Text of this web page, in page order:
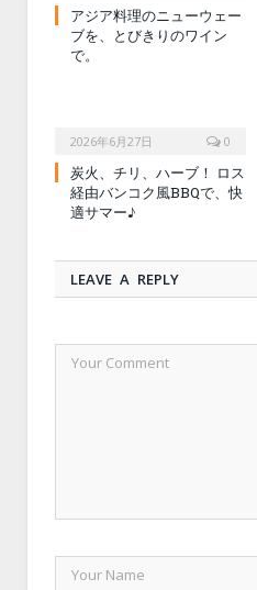
アジア料理のニューウェー
ブを、とびきりのワイン
で。
2026年6月27日 0
炭火、チリ、ハーブ！ ロス
経由バンコク風BBQで、快
適サマー♪
LEAVE A REPLY